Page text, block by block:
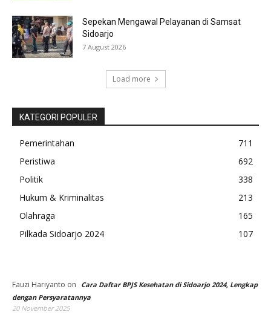
Sepekan Mengawal Pelayanan di Samsat
Sidoarjo
7 August 2026
Load more
KATEGORI POPULER
Pemerintahan
711
Peristiwa
692
Politik
338
Hukum & Kriminalitas
213
Olahraga
165
Pilkada Sidoarjo 2024
107
Fauzi Hariyanto on
Cara Daftar BPJS Kesehatan di Sidoarjo 2024, Lengkap
dengan Persyaratannya
20 November 2025